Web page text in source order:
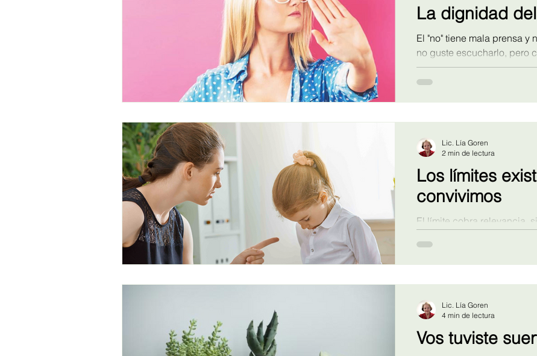
La dignidad
El "no" tiene mala prensa y no se
no guste escucharlo, pero
es más heroico que el sí.
Los límites
convivimos
El límite cobra relevancia,
uno de nosotros, nuestro
es el necesario punto de
Lic. Lía Goren
2 min de lectura
Vos tuviste
Lic. Lía Goren
4 min de lectura